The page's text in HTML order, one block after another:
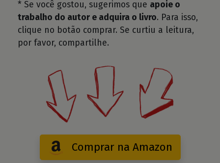
* Se você gostou, sugerimos que apoie o
trabalho do autor e adquira o livro. Para isso,
clique no botão comprar. Se curtiu a leitura,
por favor, compartilhe.
Comprar na Amazon